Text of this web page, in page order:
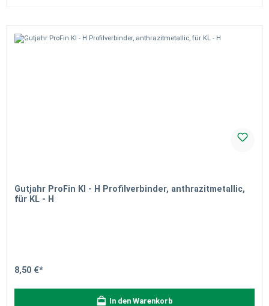
Gutjahr ProFin Kl - H Profilverbinder, anthrazitmetallic,
für KL - H
8,50 €*
In den Warenkorb